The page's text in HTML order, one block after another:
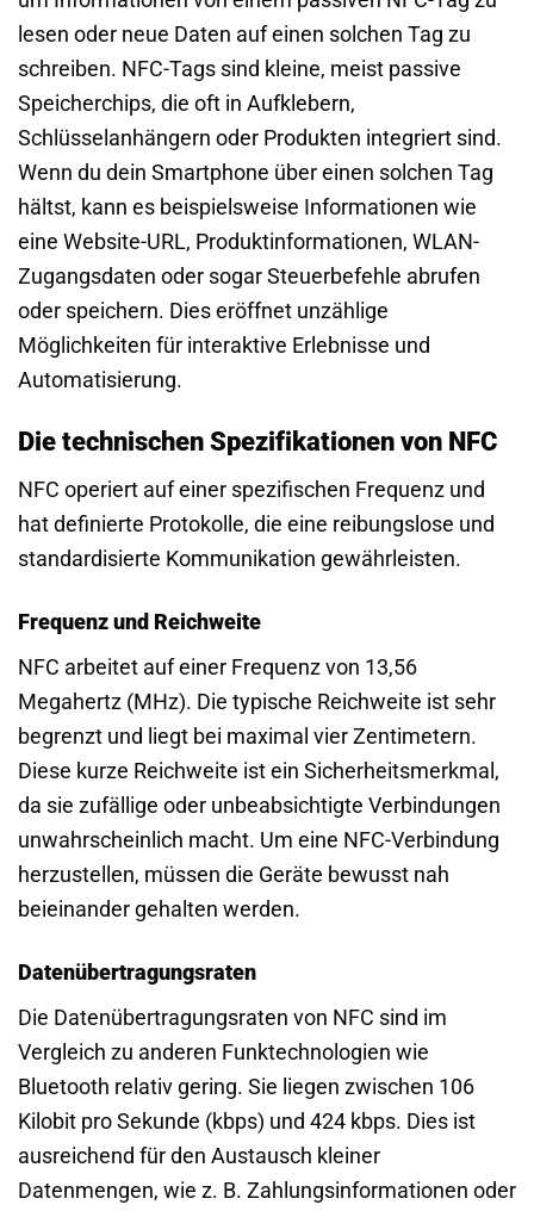
lesen oder neue Daten auf einen solchen Tag zu
schreiben. NFC-Tags sind kleine, meist passive
Speicherchips, die oft in Aufklebern,
Schlüsselanhängern oder Produkten integriert sind.
Wenn du dein Smartphone über einen solchen Tag
hältst, kann es beispielsweise Informationen wie
eine Website-URL, Produktinformationen, WLAN-
Zugangsdaten oder sogar Steuerbefehle abrufen
oder speichern. Dies eröffnet unzählige
Möglichkeiten für interaktive Erlebnisse und
Automatisierung.
Die technischen Spezifikationen von NFC
NFC operiert auf einer spezifischen Frequenz und
hat definierte Protokolle, die eine reibungslose und
standardisierte Kommunikation gewährleisten.
Frequenz und Reichweite
NFC arbeitet auf einer Frequenz von 13,56
Megahertz (MHz). Die typische Reichweite ist sehr
begrenzt und liegt bei maximal vier Zentimetern.
Diese kurze Reichweite ist ein Sicherheitsmerkmal,
da sie zufällige oder unbeabsichtigte Verbindungen
unwahrscheinlich macht. Um eine NFC-Verbindung
herzustellen, müssen die Geräte bewusst nah
beieinander gehalten werden.
Datenübertragungsraten
Die Datenübertragungsraten von NFC sind im
Vergleich zu anderen Funktechnologien wie
Bluetooth relativ gering. Sie liegen zwischen 106
Kilobit pro Sekunde (kbps) und 424 kbps. Dies ist
ausreichend für den Austausch kleiner
Datenmengen, wie z. B. Zahlungsinformationen oder